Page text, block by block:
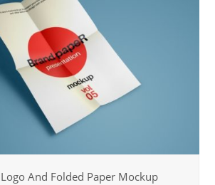
And Folded Paper Mockup